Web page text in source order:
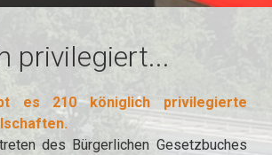
privilegiert...
es 210 königlich privilegierte
des Bürgerlichen Gesetzbuches